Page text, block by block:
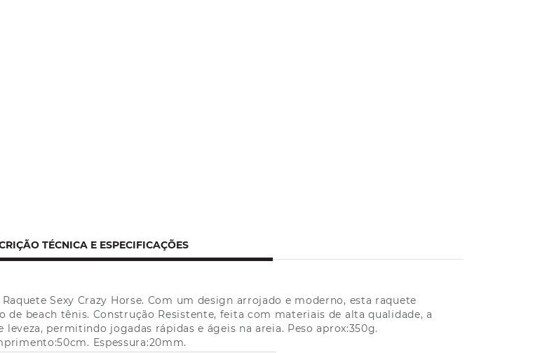
TÉCNICA E ESPECIFICAÇÕES
Sexy Crazy Horse. Com um design arrojado e moderno, esta raquete
beach tênis. Construção Resistente, feita com materiais de alta qualidade, a
permitindo jogadas rápidas e ágeis na areia. Peso aprox:350g.
Espessura:20mm.